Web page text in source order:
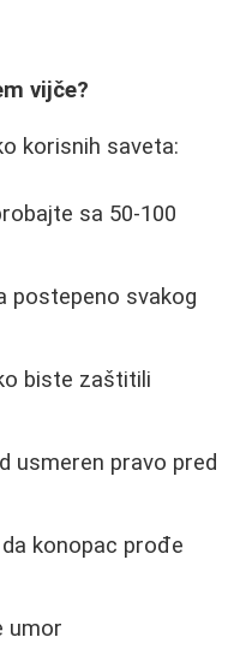
vijče?
korisnih saveta:
sa 50-100
postepeno svakog
biste zaštitili
usmeren pravo pred
konopac prođe
umor